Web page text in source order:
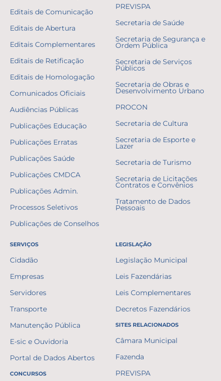
Editais de Comunicação
Editais de Abertura
Editais Complementares
Editais de Retificação
Editais de Homologação
Comunicados Oficiais
Audiências Públicas
Publicações Educação
Publicações Erratas
Publicações Saúde
Publicações CMDCA
Publicações Admin.
Processos Seletivos
Publicações de Conselhos
PREVISPA
Secretaria de Saúde
Secretaria de Segurança e
Ordem Pública
Secretaria de Serviços
Públicos
Secretaria de Obras e
Desenvolvimento Urbano
PROCON
Secretaria de Cultura
Secretaria de Esporte e
Lazer
Secretaria de Turismo
Secretaria de Licitações
Contratos e Convênios
Tratamento de Dados
Pessoais
SERVIÇOS
Cidadão
Empresas
Servidores
Transporte
Manutenção Pública
E-sic e Ouvidoria
Portal de Dados Abertos
CONCURSOS
LEGISLAÇÃO
Legislação Municipal
Leis Fazendárias
Leis Complementares
Decretos Fazendários
SITES RELACIONADOS
Câmara Municipal
Fazenda
PREVISPA